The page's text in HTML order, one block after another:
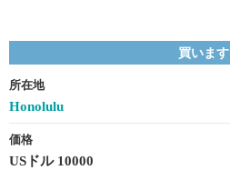
買います
所在地
Honolulu
価格
USドル 10000